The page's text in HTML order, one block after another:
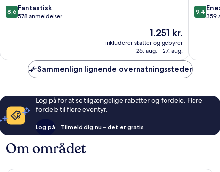
8.6
ud
anmeldelser
8,6 Fantastisk
578 anmeldelser
Prisen
1.251 kr.
1.251 kr.
inkluderer skatter og gebyrer
26. aug. - 27. aug.
9.4
ud
9,4
359
Sammenlign lignende overnatningssteder
Log på for at se tilgængelige rabatter og fordele. Flere
fordele til flere eventyr.
Log på Tilmeld dig nu – det er gratis
Om området